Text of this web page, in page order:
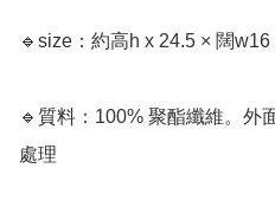
🔹size：約高h x 24.5 × 闊
🔹質料：100% 聚酯纖維。外
處理